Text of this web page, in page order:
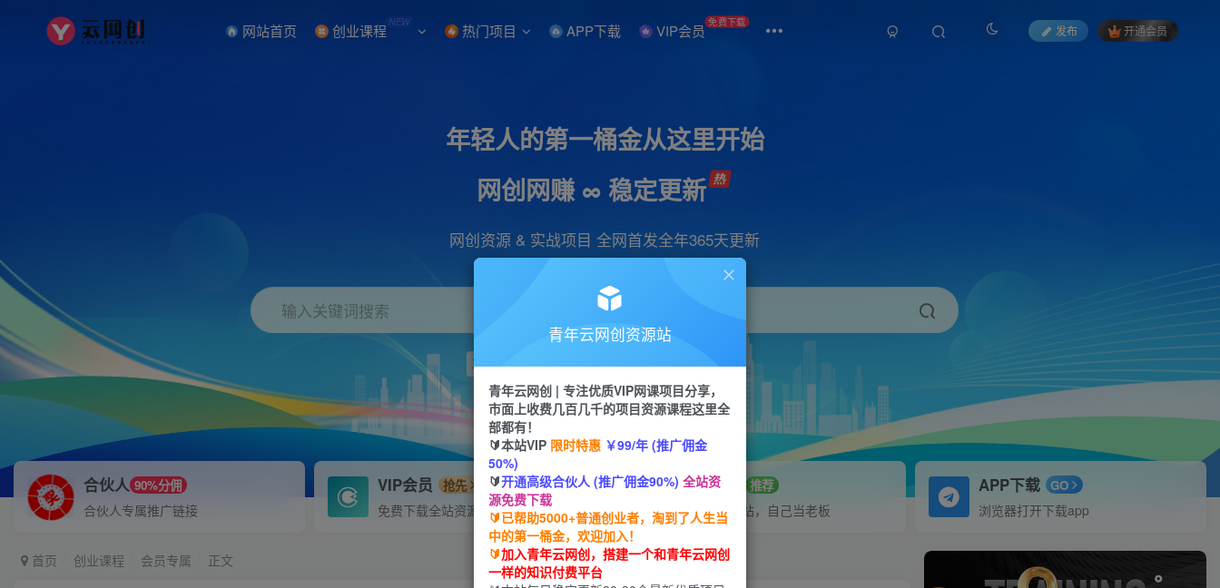
网站首页 创业课程 NEW 热门项目 APP下载 VIP会员 免费下载
发布 开通会员
年轻人的第一桶金从这里开始
网创网赚 ∞ 稳定更新
网创资源 & 实战项目 全网首发全年365天更新
输入关键词搜索
项目 引流 抖音 短视频 剪辑 视频号
合伙人 90%分佣
合伙人专属推广链接
VIP会员 抢先
免费下载全站资源
招募站长 推荐
搭建同款网站，自己当老板
APP下载 GO
浏览器打开下载app
首页 创业课程 会员专属 正文
青年云网创资源站
青年云网创 | 专注优质VIP网课项目分享，
市面上收费几百几千的项目资源课程这里全
部都有！
🔰本站VIP 限时特惠 ￥99/年 (推广佣金
50%)
🔰开通高级合伙人 (推广佣金90%) 全站资
源免费下载
🔰已帮助5000+普通创业者，淘到了人生当
中的第一桶金，欢迎加入！
🔰加入青年云网创，搭建一个和青年云网创
一样的知识付费平台